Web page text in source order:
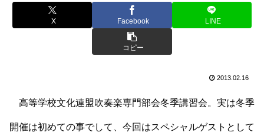
X Facebook LINE
コピー
2013.02.16
高等学校文化連盟吹奏楽専門部会冬季講習会。実は冬季
開催は初めての事でして、今回はスペシャルゲストとして